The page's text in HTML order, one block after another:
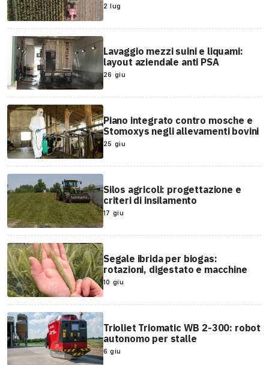
2 lug
Lavaggio mezzi suini e liquami:
layout aziendale anti PSA
26 giu
Piano integrato contro mosche e
Stomoxys negli allevamenti bovini
25 giu
Silos agricoli: progettazione e
criteri di insilamento
17 giu
Segale ibrida per biogas:
rotazioni, digestato e macchine
10 giu
Trioliet Triomatic WB 2-300: robot
autonomo per stalle
6 giu